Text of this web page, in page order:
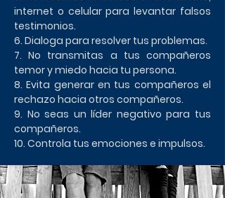
internet o celular para levantar falsos
testimonios.
6. Dialoga para resolver tus problemas.
7. No transmitas a tus compañeros
temor y miedo hacia tu persona.
8. Evita generar en tus compañeros el
rechazo hacia otros compañeros.
9. No seas un líder negativo para tus
compañeros.
10. Controla tus emociones e impulsos.